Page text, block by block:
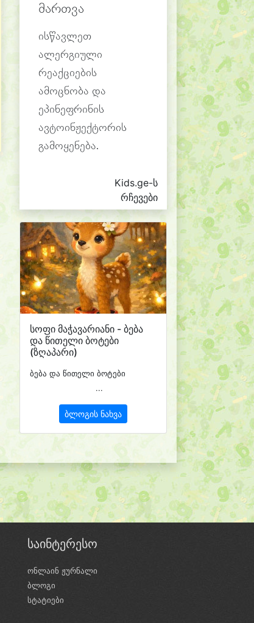
მართვა
ისწავლეთ
ალერგიული
რეაქციების
ამოცნობა და
ეპინეფრინის
ავტოინჟექტორის
გამოყენება.
Kids.ge-ს
რჩევები
სოფი მაჭავარიანი - ბება
და წითელი ბოტები
(ზღაპარი)
ბება და წითელი ბოტები
...
ბლოგის ნახვა
საინტერესო
ონლაინ ჟურნალი
ბლოგი
სტატიები